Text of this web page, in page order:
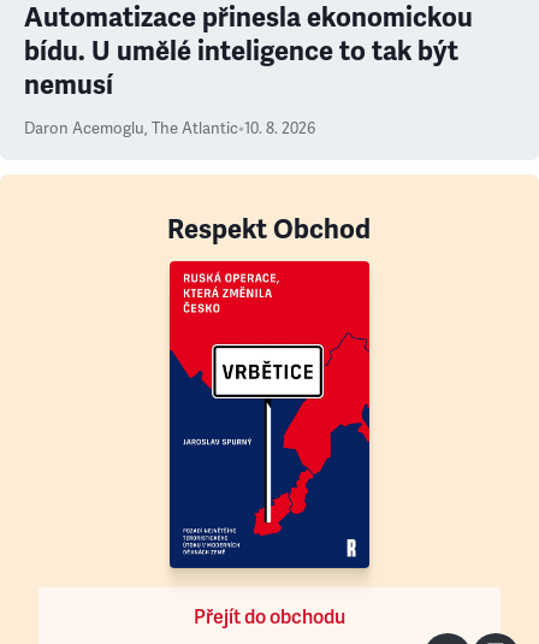
Automatizace přinesla ekonomickou
bídu. U umělé inteligence to tak být
nemusí
Daron Acemoglu, The Atlantic•10. 8. 2026
Respekt Obchod
Přejít do obchodu